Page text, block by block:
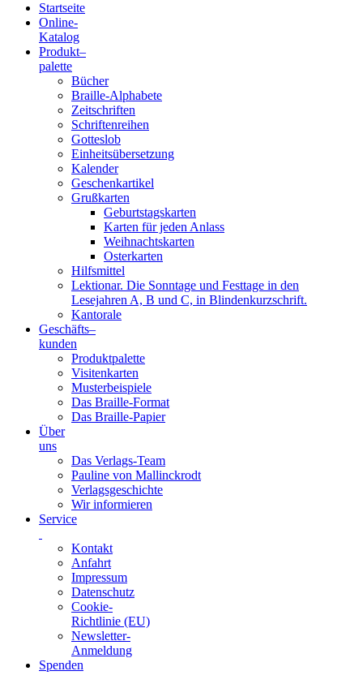
Blindenschrift-
Verlag
Druckerei
gGmbH
Startseite
Online-
Katalog
Produkt–
palette
Bücher
Braille-Alphabete
Zeitschriften
Schriftenreihen
Gotteslob
Einheitsübersetzung
Kalender
Geschenkartikel
Grußkarten
Geburtstagskarten
Karten für jeden Anlass
Weihnachtskarten
Osterkarten
Hilfsmittel
Lektionar. Die Sonntage und Festtage in den
Lesejahren A, B und C, in Blindenkurzschrift.
Kantorale
Geschäfts­–
kunden
Produktpalette
Visitenkarten
Musterbeispiele
Das Braille-Format
Das Braille-Papier
Über
uns
Das Verlags-Team
Pauline von Mallinckrodt
Verlagsgeschichte
Wir informieren
Service
Kontakt
Anfahrt
Impressum
Datenschutz
Cookie-
Richtlinie (EU)
Newsletter-
Anmeldung
Spenden